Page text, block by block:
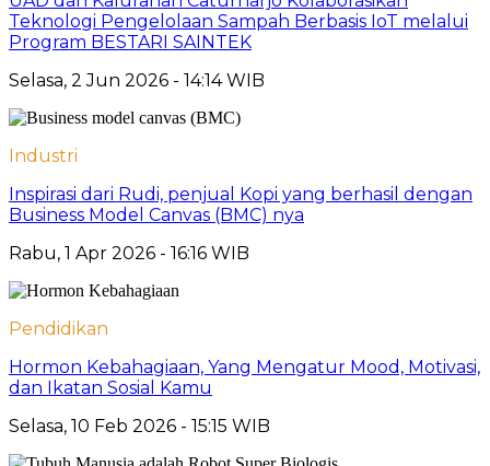
Teknologi Pengelolaan Sampah Berbasis IoT melalui
Program BESTARI SAINTEK
Selasa, 2 Jun 2026 - 14:14 WIB
Industri
Inspirasi dari Rudi, penjual Kopi yang berhasil dengan
Business Model Canvas (BMC) nya
Rabu, 1 Apr 2026 - 16:16 WIB
Pendidikan
Hormon Kebahagiaan, Yang Mengatur Mood, Motivasi,
dan Ikatan Sosial Kamu
Selasa, 10 Feb 2026 - 15:15 WIB